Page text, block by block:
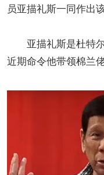
员亚描礼斯一同作出
亚描礼斯是杜特尔
近期命令他带领棉兰